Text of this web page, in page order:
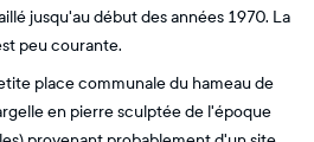
jusqu'au début des années 1970. La
peu courante.
place communale du hameau de
en pierre sculptée de l'époque